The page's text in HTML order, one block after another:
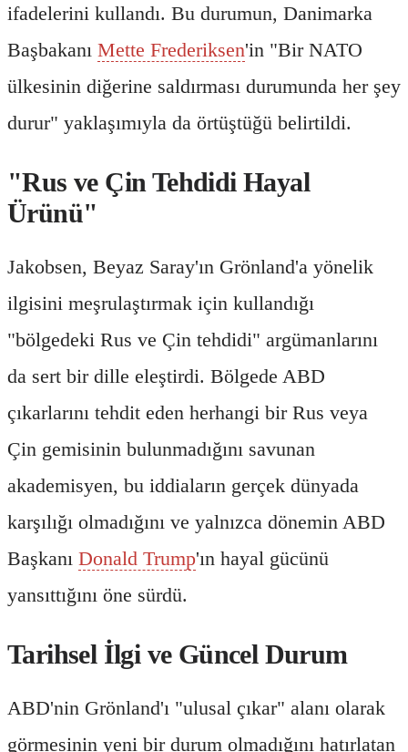
ifadelerini kullandı. Bu durumun, Danimarka
Başbakanı Mette Frederiksen'in "Bir NATO
ülkesinin diğerine saldırması durumunda her şey
durur" yaklaşımıyla da örtüştüğü belirtildi.
"Rus ve Çin Tehdidi Hayal
Ürünü"
Jakobsen, Beyaz Saray'ın Grönland'a yönelik
ilgisini meşrulaştırmak için kullandığı
"bölgedeki Rus ve Çin tehdidi" argümanlarını
da sert bir dille eleştirdi. Bölgede ABD
çıkarlarını tehdit eden herhangi bir Rus veya
Çin gemisinin bulunmadığını savunan
akademisyen, bu iddiaların gerçek dünyada
karşılığı olmadığını ve yalnızca dönemin ABD
Başkanı Donald Trump'ın hayal gücünü
yansıttığını öne sürdü.
Tarihsel İlgi ve Güncel Durum
ABD'nin Grönland'ı "ulusal çıkar" alanı olarak
görmesinin yeni bir durum olmadığını hatırlatan